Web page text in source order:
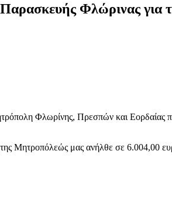
Φλώρινας για
Φλωρίνης, Πρεσπών και Εορδαίας
Μητροπόλεώς μας ανήλθε σε 6.004,00